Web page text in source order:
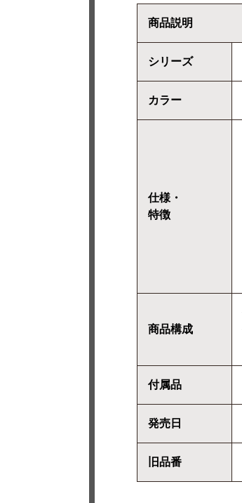
商品説明
シリーズ
カラー
仕様・
特徴
商品構成
付属品
発売日
旧品番